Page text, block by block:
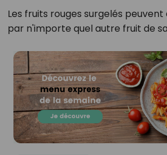
Les fruits rouges surgelés
par n'importe quel autre fruit de